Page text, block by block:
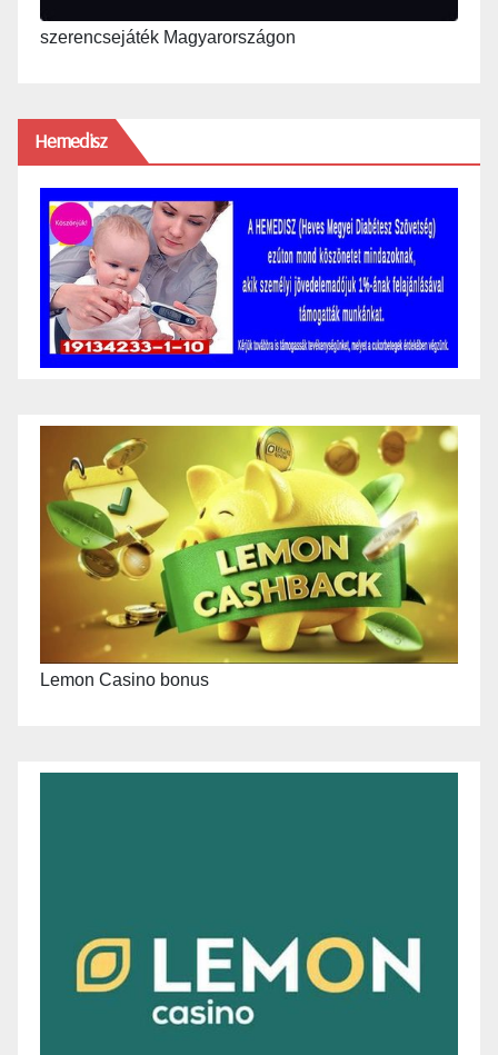
szerencsejáték Magyarországon
Hemedisz
Lemon Casino bonus